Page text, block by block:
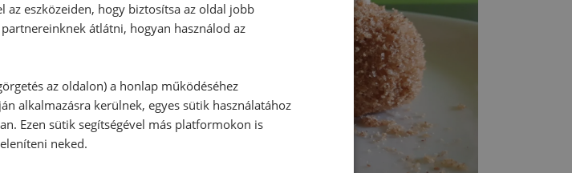
eszközeiden, hogy biztosítsa az oldal jobb
átlátni, hogyan használod az
az oldalon) a honlap működéséhez
alkalmazásra kerülnek, egyes sütik használatához
Ezen sütik segítségével más platformokon is
neked.